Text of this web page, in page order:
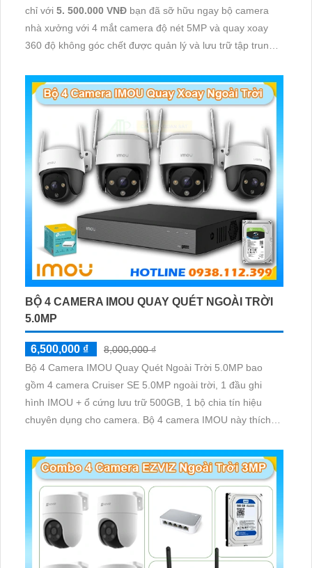
chỉ với 5. 500.000 VNĐ bạn đã sỡ hữu ngay bộ camera
nhà xưởng với 4 mắt camera độ nét 5MP và quay xoay
360 độ không góc chết được quản lý và lưu trữ tập trung
BỘ 4 CAMERA IMOU QUAY QUÉT NGOÀI TRỜI
5.0MP
6,500,000 ₫
8,000,000 ₫
Bộ 4 Camera IMOU Quay Quét Ngoài Trời 5.0MP bao
gồm 4 camera Cruiser SE 5.0MP ngoài trời, 1 đầu ghi
hình IMOU + ổ cứng lưu trữ 500GB, 1 bộ chia tín hiệu
chuyên dụng cho camera. Bộ 4 camera IMOU này thích
cần giám sát ngoài trời